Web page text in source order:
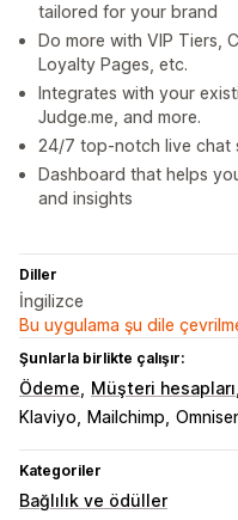
tailored for your brand
Do more with VIP Tiers,
Loyalty Pages, etc.
Integrates with your
Judge.me, and more.
24/7 top-notch live chat
Dashboard that helps
and insights
Diller
İngilizce
Bu uygulama şu dile
Şunlarla birlikte çalışır:
Ödeme Müşteri hesapları
Klaviyo
Mailchimp
Kategoriler
Bağlılık ve ödüller